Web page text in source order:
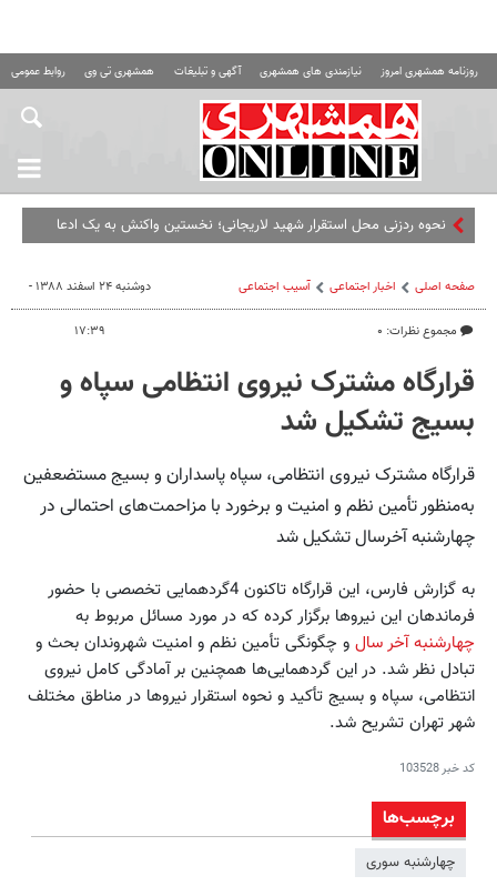
روزنامه همشهری امروز نیازمندی های همشهری آگهی و تبلیغات همشهری تی وی روابط عمومی
نحوه ردزنی محل استقرار شهید لاریجانی؛ نخستین واکنش به یک ادعا
صفحه اصلی اخبار اجتماعی آسیب اجتماعی
مجموع نظرات: ۰
دوشنبه ۲۴ اسفند ۱۳۸۸ -
۱۷:۳۹
قرارگاه مشترک نیروی انتظامی سپاه و
بسیج تشکیل شد
قرارگاه مشترک نیروی انتظامی، سپاه پاسداران و بسیج مستضعفین
به‌منظور تأمین نظم و امنیت و برخورد با مزاحمت‌های احتمالی در
چهارشنبه آخر‌سال تشکیل شد
به گزارش فارس، این قرارگاه تاکنون 4‌گردهمایی تخصصی با حضور
فرماندهان این نیروها برگزار کرده که در مورد مسائل مربوط به
چهارشنبه آخر سال و چگونگی تأمین نظم و امنیت شهروندان بحث و
تبادل نظر شد. در این گردهمایی‌ها همچنین بر آمادگی کامل نیروی
انتظامی، سپاه و بسیج تأکید و نحوه استقرار نیروها در مناطق مختلف
شهر تهران تشریح شد.
کد خبر103528
برچسب‌ها
چهارشنبه سوری